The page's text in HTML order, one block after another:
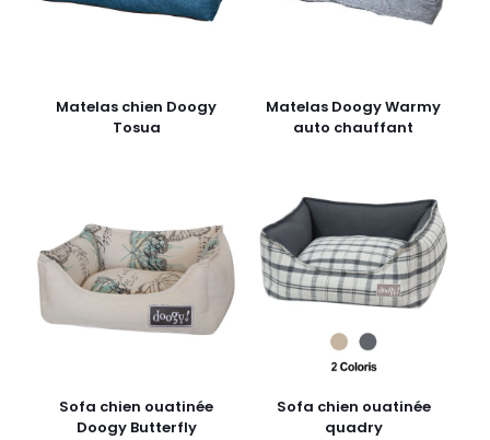
Matelas chien Doogy
Tosua
Matelas Doogy Warmy
auto chauffant
Sofa chien ouatinée
Doogy Butterfly
Sofa chien ouatinée
quadry